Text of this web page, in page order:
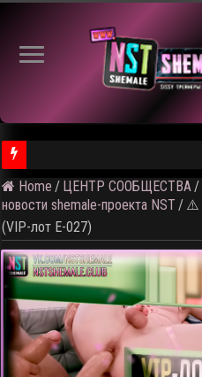
Home / ЦЕНТР СООБЩЕСТВА /
новости shemale-проекта NST / ⚠️
(VIP-лот E-027)